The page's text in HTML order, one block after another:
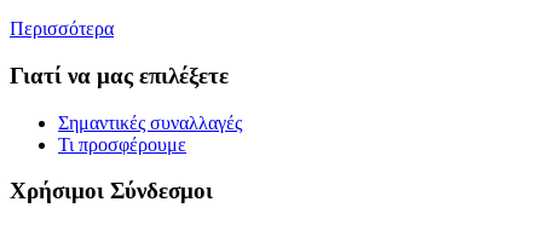
Περισσότερα
Γιατί να μας επιλέξετε
Σημαντικές συναλλαγές
Τι προσφέρουμε
Χρήσιμοι Σύνδεσμοι